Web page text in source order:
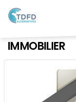
IMMOBILIER